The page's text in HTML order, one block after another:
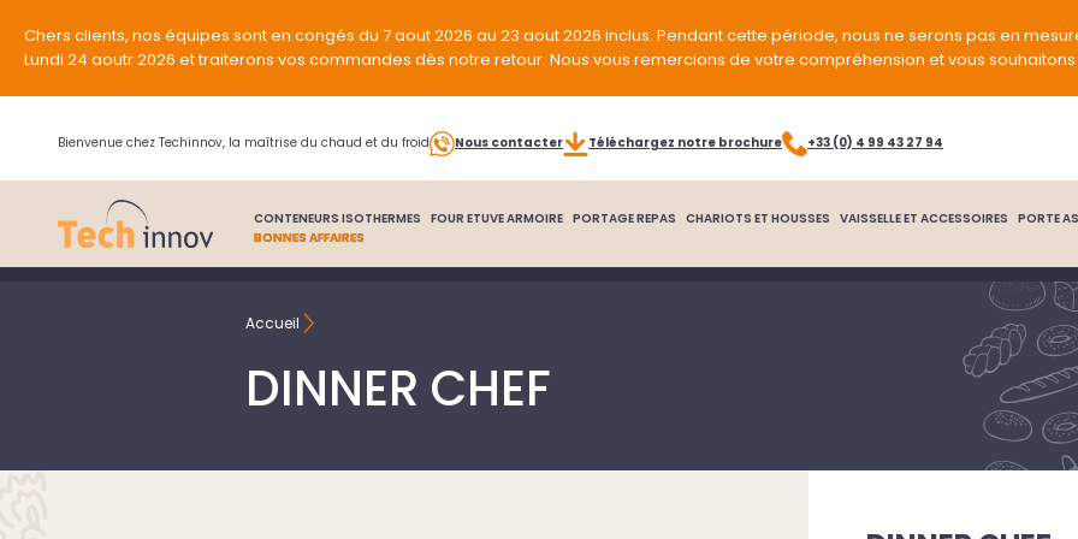
Chers clients, nos équipes sont en congés du 7 aout 2026 au 23 aout 2026 inclus. Pendant cette période, nous ne serons pas en
Lundi 24 aoutr 2026 et traiterons vos commandes dès notre retour. Nous vous remercions de votre compréhension et vous
Bienvenue chez Techinnov, la maîtrise du chaud et du froid Nous contacter Téléchargez notre brochure +33 (0) 4 99 43 27 94
CONTENEURS ISOTHERMES FOUR ETUVE ARMOIRE PORTAGE REPAS CHARIOTS ET HOUSSES VAISSELLE ET ACCESSOIRES PORTE
BONNES AFFAIRES
Accueil
DINNER CHEF